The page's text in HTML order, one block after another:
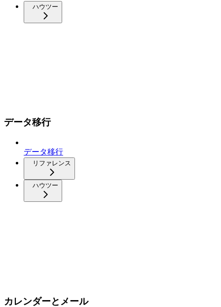
ハウツー
データ移行
データ移行
リファレンス
ハウツー
カレンダーとメール